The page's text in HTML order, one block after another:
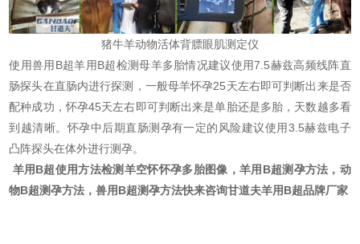
猪牛羊动物活体背膘眼肌测定仪
使用兽用B超羊用B超检测母羊多胎情况建议使用7.5赫兹高频线阵直
肠探头在直肠内进行探测，一般母羊怀孕25天左右即可判断出来是否
配种成功，怀孕45天左右即可判断出来是单胎还是多胎，天数越多看
到越清晰。怀孕中后期直肠测孕有一定的风险建议使用3.5赫兹电子
凸阵探头在体外进行测孕。
羊用B超使用方法检测羊空怀怀孕多胎图像，羊用B超测孕方法，动
物B超测孕方法，兽用B超测孕方法快来咨询甘道夫羊用B超品牌厂家